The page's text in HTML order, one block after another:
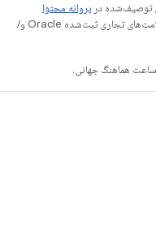
توصیف‌شده در پروانه محتوا
هستند. جاوا و OpenJDK علامت‌های تجاری یا علامت‌های تجاری ثبت‌شده Oracle و/